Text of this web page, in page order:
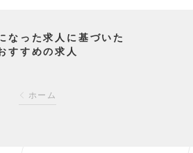
なった求人に基づいた
すすめの求人
ホーム